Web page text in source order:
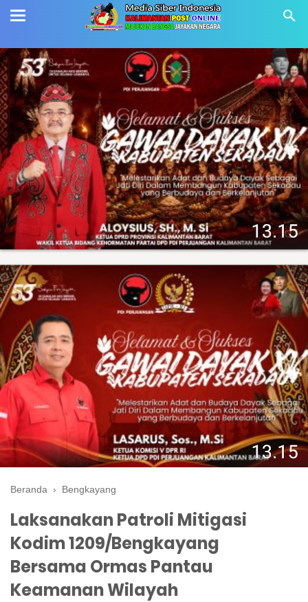
Beranda › Bengkayang
Laksanakan Patroli Mitigasi
Kodim 1209/Bengkayang
Bersama Ormas Pantau
Keamanan Wilayah